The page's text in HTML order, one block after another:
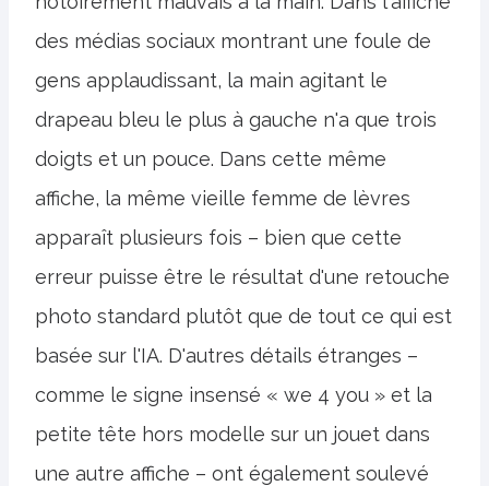
des médias sociaux montrant une foule de
gens applaudissant, la main agitant le
drapeau bleu le plus à gauche n'a que trois
doigts et un pouce. Dans cette même
affiche, la même vieille femme de lèvres
apparaît plusieurs fois – bien que cette
erreur puisse être le résultat d'une retouche
photo standard plutôt que de tout ce qui est
basée sur l'IA. D'autres détails étranges –
comme le signe insensé « we 4 you » et la
petite tête hors modelle sur un jouet dans
une autre affiche – ont également soulevé